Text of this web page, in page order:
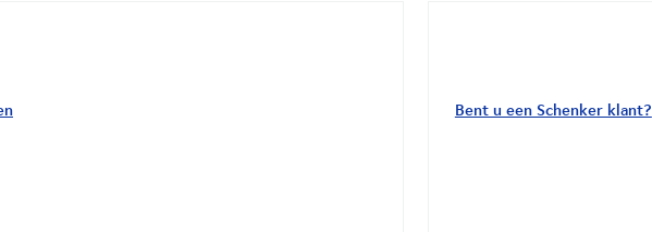
Bent u een Schenker klant?